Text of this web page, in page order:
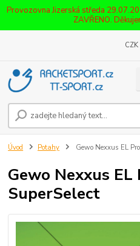
Provozovna Jizerská středa
ZAVŘENO.
CZK
Úvod Potahy Gewo Nexxus EL
Gewo Nexxus EL
SuperSelect